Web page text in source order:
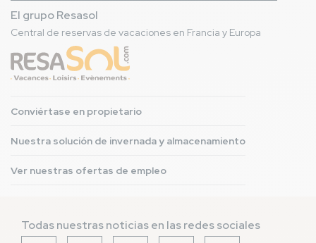
El grupo Resasol
Central de reservas de vacaciones en Francia y Europa
Conviértase en propietario
Nuestra solución de invernada y almacenamiento
Ver nuestras ofertas de empleo
Todas nuestras noticias en las redes sociales